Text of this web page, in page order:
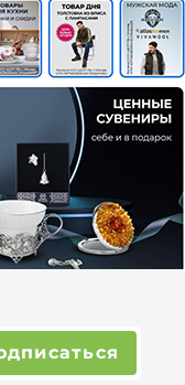
Еленди